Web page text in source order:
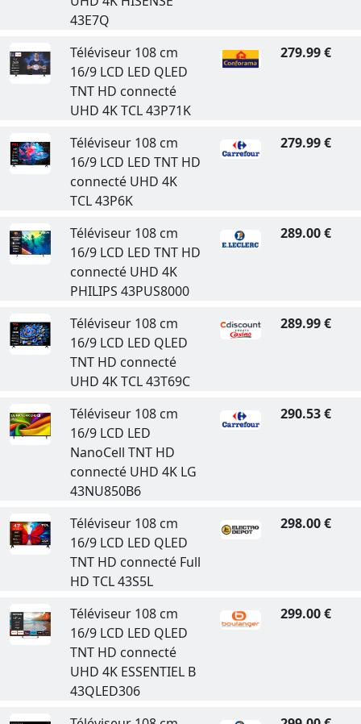
43E7Q
Téléviseur 108 cm
16/9 LCD LED QLED
TNT HD connecté
UHD 4K TCL 43P71K
279.99 €
Téléviseur 108 cm
16/9 LCD LED TNT HD
connecté UHD 4K
TCL 43P6K
279.99 €
Téléviseur 108 cm
16/9 LCD LED TNT HD
connecté UHD 4K
PHILIPS 43PUS8000
289.00 €
Téléviseur 108 cm
16/9 LCD LED QLED
TNT HD connecté
UHD 4K TCL 43T69C
289.99 €
Téléviseur 108 cm
16/9 LCD LED
NanoCell TNT HD
connecté UHD 4K LG
43NU850B6
290.53 €
Téléviseur 108 cm
16/9 LCD LED QLED
TNT HD connecté Full
HD TCL 43S5L
298.00 €
Téléviseur 108 cm
16/9 LCD LED QLED
TNT HD connecté
UHD 4K ESSENTIEL B
43QLED306
299.00 €